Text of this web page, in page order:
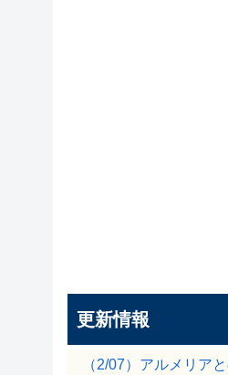
更新情報
（2/07）アルメリア